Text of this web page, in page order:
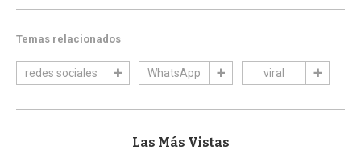
Temas relacionados
redes sociales WhatsApp viral
Las Más Vistas